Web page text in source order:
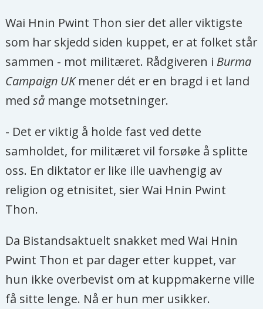
Wai Hnin Pwint Thon sier det aller viktigste
som har skjedd siden kuppet, er at folket står
sammen - mot militæret. Rådgiveren i Burma
Campaign UKmener dét er en bragd i et land
medså mange motsetninger.
- Det er viktig å holde fast ved dette
samholdet, for militæret vil forsøke å splitte
oss. En diktator er like ille uavhengig av
religion og etnisitet, sier Wai Hnin Pwint
Thon.
Da Bistandsaktuelt snakket med Wai Hnin
Pwint Thon et par dager etter kuppet, var
hun ikke overbevist om at kuppmakerne ville
få sitte lenge. Nå er hun mer usikker.